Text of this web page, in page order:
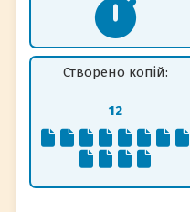
Створено копій:
12